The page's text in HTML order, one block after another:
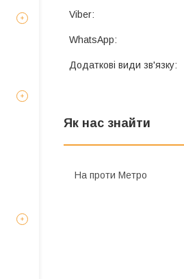
Як нас знайти
На проти Метро